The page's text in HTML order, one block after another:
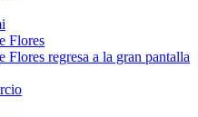
Flores
Flores regresa a la gran pantalla